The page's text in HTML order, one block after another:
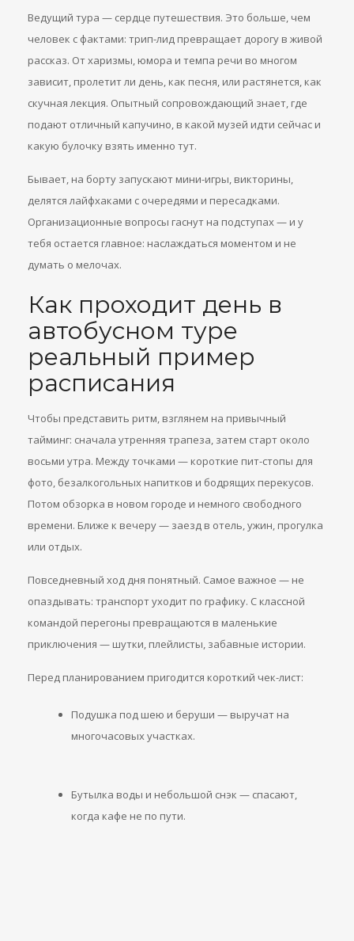
Ведущий тура — сердце путешествия. Это больше, чем
человек с фактами: трип-лид превращает дорогу в живой
рассказ. От харизмы, юмора и темпа речи во многом
зависит, пролетит ли день, как песня, или растянется, как
скучная лекция. Опытный сопровождающий знает, где
подают отличный капучино, в какой музей идти сейчас и
какую булочку взять именно тут.
Бывает, на борту запускают мини-игры, викторины,
делятся лайфхаками с очередями и пересадками.
Организационные вопросы гаснут на подступах — и у
тебя остается главное: наслаждаться моментом и не
думать о мелочах.
Как проходит день в
автобусном туре
реальный пример
расписания
Чтобы представить ритм, взглянем на привычный
тайминг: сначала утренняя трапеза, затем старт около
восьми утра. Между точками — короткие пит-стопы для
фото, безалкогольных напитков и бодрящих перекусов.
Потом обзорка в новом городе и немного свободного
времени. Ближе к вечеру — заезд в отель, ужин, прогулка
или отдых.
Повседневный ход дня понятный. Самое важное — не
опаздывать: транспорт уходит по графику. С классной
командой перегоны превращаются в маленькие
приключения — шутки, плейлисты, забавные истории.
Перед планированием пригодится короткий чек-лист:
Подушка под шею и беруши — выручат на
многочасовых участках.
Бутылка воды и небольшой снэк — спасают,
когда кафе не по пути.